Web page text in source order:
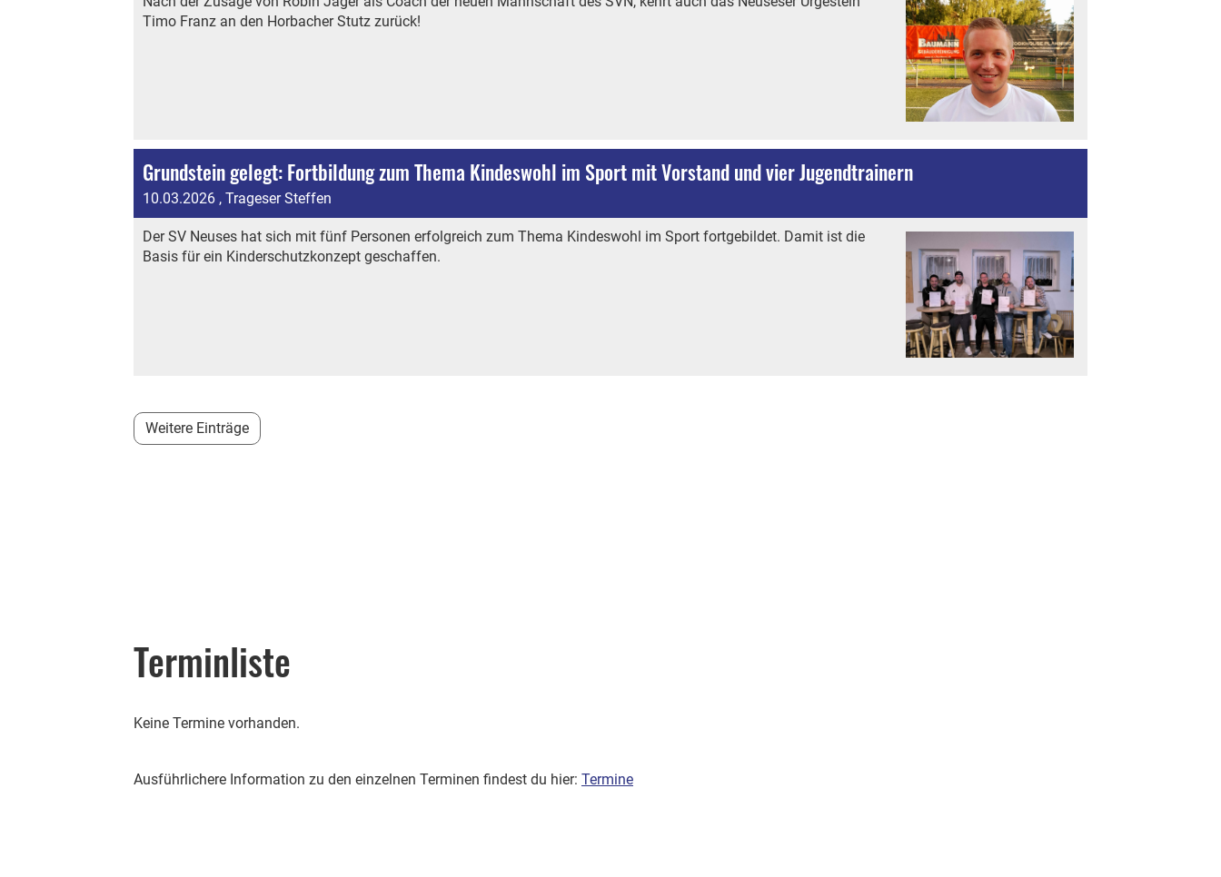
Timo Franz an den Horbacher Stutz zurück!
Grundstein gelegt: Fortbildung zum Thema Kindeswohl im Sport mit Vorstand und vier Jugendtrainern
10.03.2026 , Trageser Steffen
Der SV Neuses hat sich mit fünf Personen erfolgreich zum Thema Kindeswohl im Sport fortgebildet. Damit ist die
Basis für ein Kinderschutzkonzept geschaffen.
Weitere Einträge
Terminliste
Keine Termine vorhanden.
Ausführlichere Information zu den einzelnen Terminen findest du hier: Termine